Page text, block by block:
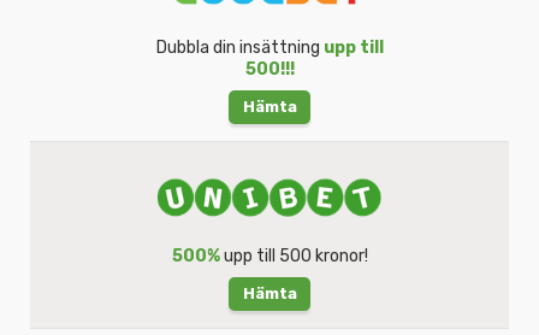
Dubbla din insättning upp till
500!!!
Hämta
500%upp till 500 kronor!
Hämta